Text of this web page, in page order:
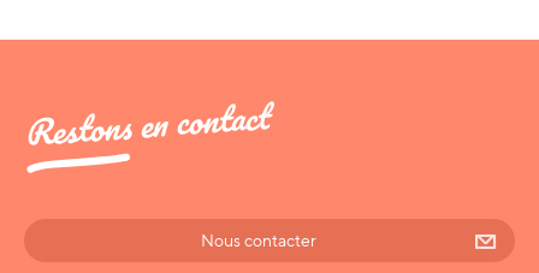
Restons en contact
Nous contacter